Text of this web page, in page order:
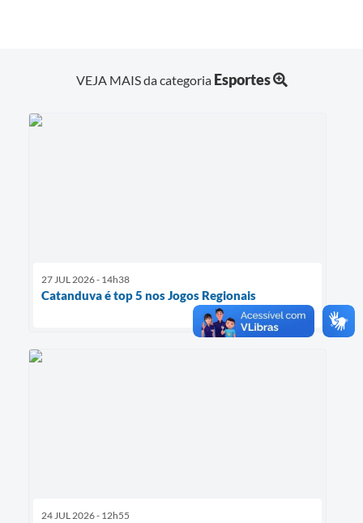
VEJA MAIS da categoria Esportes
27 JUL 2026 - 14h38
Catanduva é top 5 nos Jogos Regionais
24 JUL 2026 - 12h55